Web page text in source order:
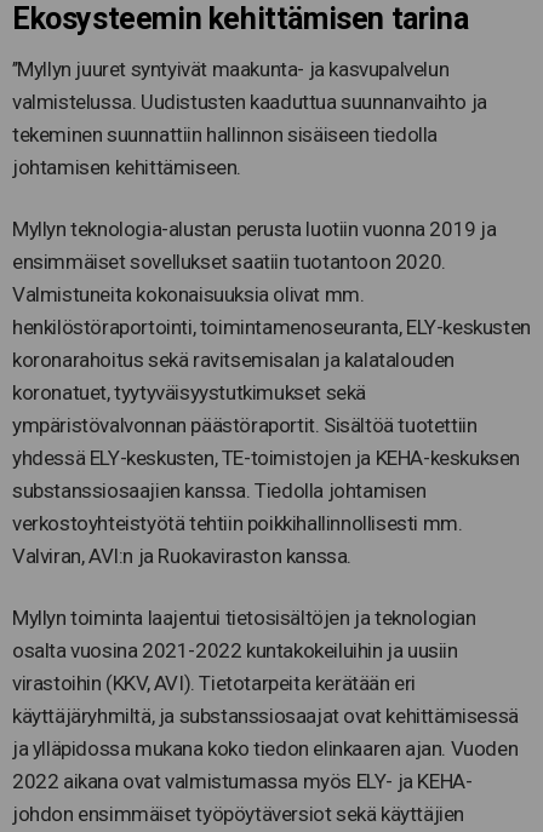
Ekosysteemin kehittämisen tarina
’’Myllyn juuret syntyivät maakunta- ja kasvupalvelun
valmistelussa. Uudistusten kaaduttua suunnanvaihto ja
tekeminen suunnattiin hallinnon sisäiseen tiedolla
johtamisen kehittämiseen.
Myllyn teknologia-alustan perusta luotiin vuonna 2019 ja
ensimmäiset sovellukset saatiin tuotantoon 2020.
Valmistuneita kokonaisuuksia olivat mm.
henkilöstöraportointi, toimintamenoseuranta, ELY-keskusten
koronarahoitus sekä ravitsemisalan ja kalatalouden
koronatuet, tyytyväisyystutkimukset sekä
ympäristövalvonnan päästöraportit. Sisältöä tuotettiin
yhdessä ELY-keskusten, TE-toimistojen ja KEHA-keskuksen
substanssiosaajien kanssa. Tiedolla johtamisen
verkostoyhteistyötä tehtiin poikkihallinnollisesti mm.
Valviran, AVI:n ja Ruokaviraston kanssa.
Myllyn toiminta laajentui tietosisältöjen ja teknologian
osalta vuosina 2021-2022 kuntakokeiluihin ja uusiin
virastoihin (KKV, AVI). Tietotarpeita kerätään eri
käyttäjäryhmiltä, ja substanssiosaajat ovat kehittämisessä
ja ylläpidossa mukana koko tiedon elinkaaren ajan. Vuoden
2022 aikana ovat valmistumassa myös ELY- ja KEHA-
johdon ensimmäiset työpöytäversiot sekä käyttäjien